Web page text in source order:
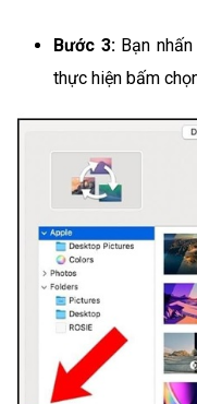
Bước 3:Bạn nhấn
thực hiện bấm